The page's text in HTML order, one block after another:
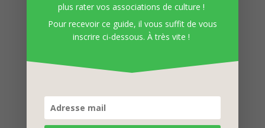
Un paillage de feuilles mortes
20 Déc 2020
plus rater vos associations de culture !
Pour recevoir ce guide, il vous suffit de vous
inscrire ci-dessous. À très vite !